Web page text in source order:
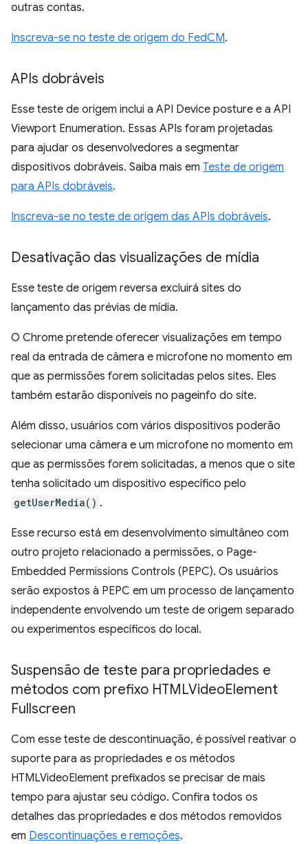
outras contas.
Inscreva-se no teste de origem do FedCM.
APIs dobráveis
Esse teste de origem inclui a API Device posture e a API
Viewport Enumeration. Essas APIs foram projetadas
para ajudar os desenvolvedores a segmentar
dispositivos dobráveis. Saiba mais em Teste de origem
para APIs dobráveis.
Inscreva-se no teste de origem das APIs dobráveis.
Desativação das visualizações de mídia
Esse teste de origem reversa excluirá sites do
lançamento das prévias de mídia.
O Chrome pretende oferecer visualizações em tempo
real da entrada de câmera e microfone no momento em
que as permissões forem solicitadas pelos sites. Eles
também estarão disponíveis no pageinfo do site.
Além disso, usuários com vários dispositivos poderão
selecionar uma câmera e um microfone no momento em
que as permissões forem solicitadas, a menos que o site
tenha solicitado um dispositivo específico pelo
getUserMedia() .
Esse recurso está em desenvolvimento simultâneo com
outro projeto relacionado a permissões, o Page-
Embedded Permissions Controls (PEPC). Os usuários
serão expostos à PEPC em um processo de lançamento
independente envolvendo um teste de origem separado
ou experimentos específicos do local.
Suspensão de teste para propriedades e
métodos com prefixo HTMLVideoElement
Fullscreen
Com esse teste de descontinuação, é possível reativar o
suporte para as propriedades e os métodos
HTMLVideoElement prefixados se precisar de mais
tempo para ajustar seu código. Confira todos os
detalhes das propriedades e dos métodos removidos
em Descontinuações e remoções.